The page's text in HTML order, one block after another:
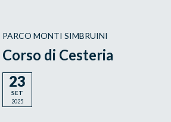
PARCO MONTI SIMBRUINI
Corso di Cesteria
23
SET
2025